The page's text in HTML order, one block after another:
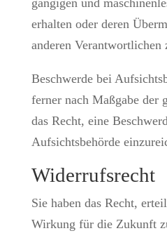
gängigen und
erhalten oder deren
anderen Verantwortlichen
Beschwerde bei
ferner nach Maßgabe der
das Recht, eine
Aufsichtsbehörde
Widerrufsrecht
Sie haben das Recht,
Wirkung für die Zukunft